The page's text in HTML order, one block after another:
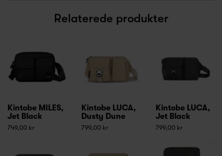
Relaterede produkter
Kintobe MILES,
Jet Black
749,00 kr
Kintobe LUCA,
Dusty Dune
799,00 kr
Kintobe LUCA,
Jet Black
799,00 kr